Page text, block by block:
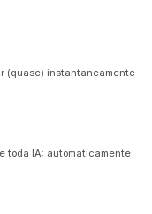
(quase) instantaneamente
toda IA: automaticamente